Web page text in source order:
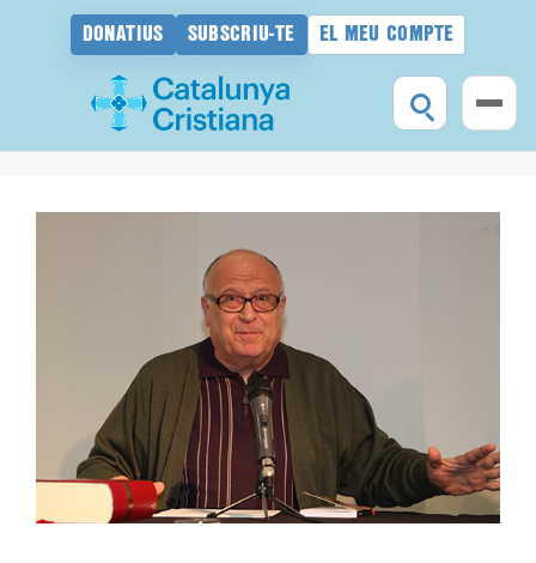
DONATIUS SUBSCRIU-TE EL MEU COMPTE